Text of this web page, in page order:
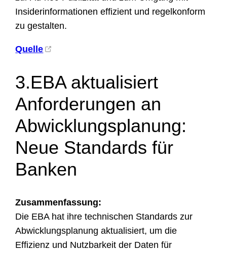
Insiderinformationen effizient und regelkonform
zu gestalten.
Quelle
3.EBA aktualisiert
Anforderungen an
Abwicklungsplanung:
Neue Standards für
Banken
Zusammenfassung:
Die EBA hat ihre technischen Standards zur
Abwicklungsplanung aktualisiert, um die
Effizienz und Nutzbarkeit der Daten für